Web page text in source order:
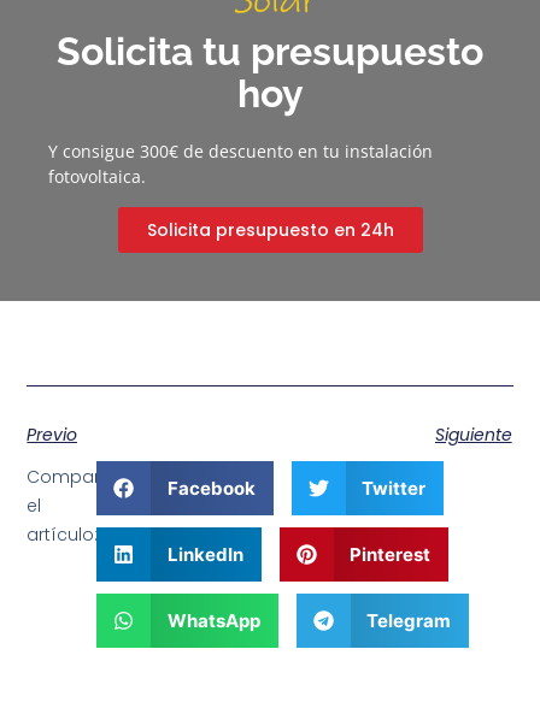
Solicita tu presupuesto
hoy
Y consigue 300€ de descuento en tu instalación
fotovoltaica.
Solicita presupuesto en 24h
Previo
Siguiente
Comparte
el
artículo:
Facebook Twitter
LinkedIn Pinterest
WhatsApp Telegram